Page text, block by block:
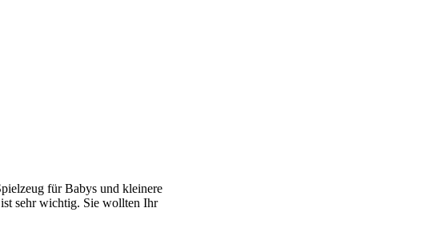
für Babys und kleinere
sehr wichtig. Sie wollten Ihr